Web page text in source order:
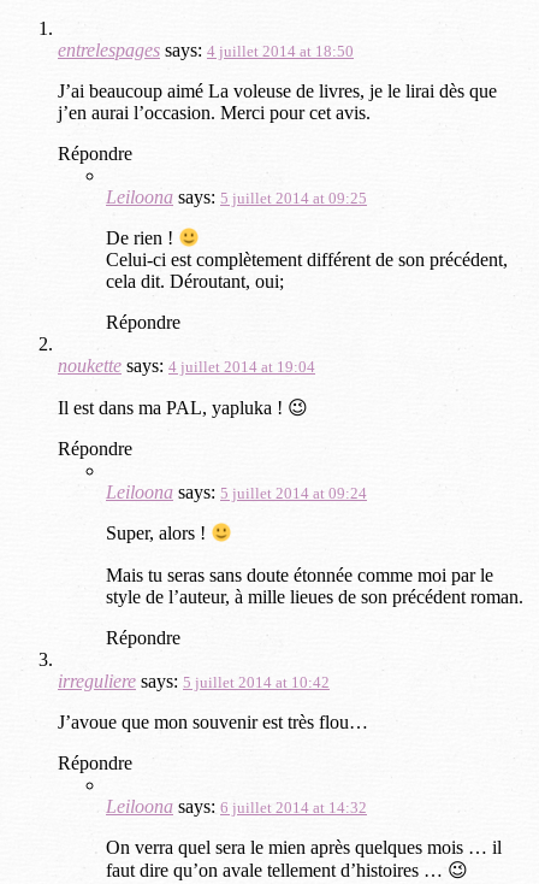
entrelespages says: 4 juillet 2014 at 18:50
J’ai beaucoup aimé La voleuse de livres, je le lirai dès que
j’en aurai l’occasion. Merci pour cet avis.
Répondre
Leiloona says: 5 juillet 2014 at 09:25
De rien !
Celui-ci est complètement différent de son précédent,
cela dit. Déroutant, oui;
Répondre
noukette says: 4 juillet 2014 at 19:04
Il est dans ma PAL, yapluka ! 😉
Répondre
Leiloona says: 5 juillet 2014 at 09:24
Super, alors !
Mais tu seras sans doute étonnée comme moi par le
style de l’auteur, à mille lieues de son précédent roman.
Répondre
irreguliere says: 5 juillet 2014 at 10:42
J’avoue que mon souvenir est très flou…
Répondre
Leiloona says: 6 juillet 2014 at 14:32
On verra quel sera le mien après quelques mois … il
faut dire qu’on avale tellement d’histoires … 😉